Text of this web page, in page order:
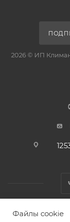
2026 © ИП
Файлы cookie